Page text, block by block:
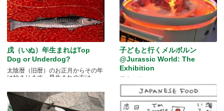
戌（いぬ）年生まれはTop
Dog or Underdog?
太陰暦（旧暦）のお正月からその年
は始まります。早生まれの方は.....
子どもと行くメルボルン
@Jurassic World: The
Exhibition
恐竜が動く！